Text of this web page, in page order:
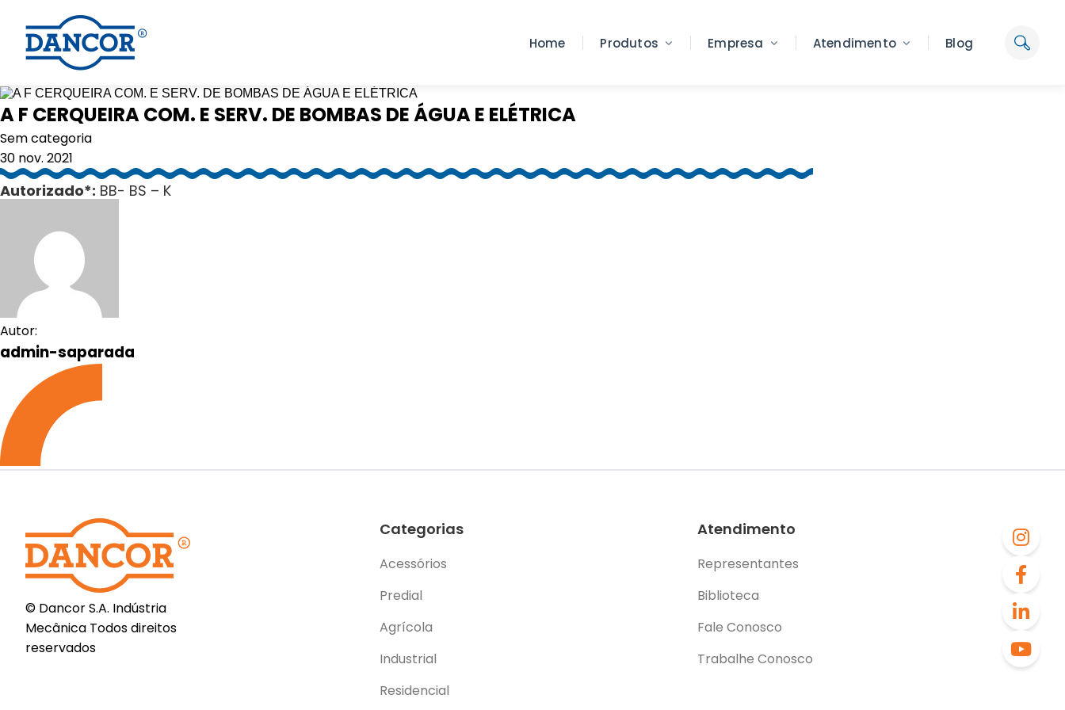
Home Produtos Empresa Atendimento Blog
A F CERQUEIRA COM. E SERV. DE BOMBAS DE ÁGUA E ELÉTRICA
Sem categoria
30 nov. 2021
Autorizado*: BB- BS – K
Autor:
admin-saparada
© Dancor S.A. Indústria
Mecânica Todos direitos
reservados
Categorias
Acessórios
Predial
Agrícola
Industrial
Residencial
Atendimento
Representantes
Biblioteca
Fale Conosco
Trabalhe Conosco